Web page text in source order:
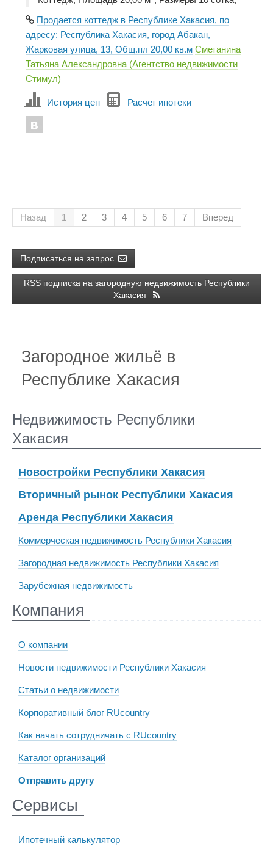
Продается коттедж в Республике Хакасия, по
адресу: Республика Хакасия, город Абакан,
Жарковая улица, 13, Общ.пл 20,00 кв.м Сметанина
Татьяна Александровна (Агентство недвижимости
Стимул)
История цен Расчет ипотеки
Назад 1 2 3 4 5 6 7 Вперед
Подписаться на запрос
RSS подписка на загородную недвижимость Республики
Хакасия
Загородное жильё в
Республике Хакасия
Недвижимость Республики
Хакасия
Новостройки Республики Хакасия
Вторичный рынок Республики Хакасия
Аренда Республики Хакасия
Коммерческая недвижимость Республики Хакасия
Загородная недвижимость Республики Хакасия
Зарубежная недвижимость
Компания
О компании
Новости недвижимости Республики Хакасия
Статьи о недвижимости
Корпоративный блог RUcountry
Как начать сотрудничать с RUcountry
Каталог организаций
Отправить другу
Сервисы
Ипотечный калькулятор